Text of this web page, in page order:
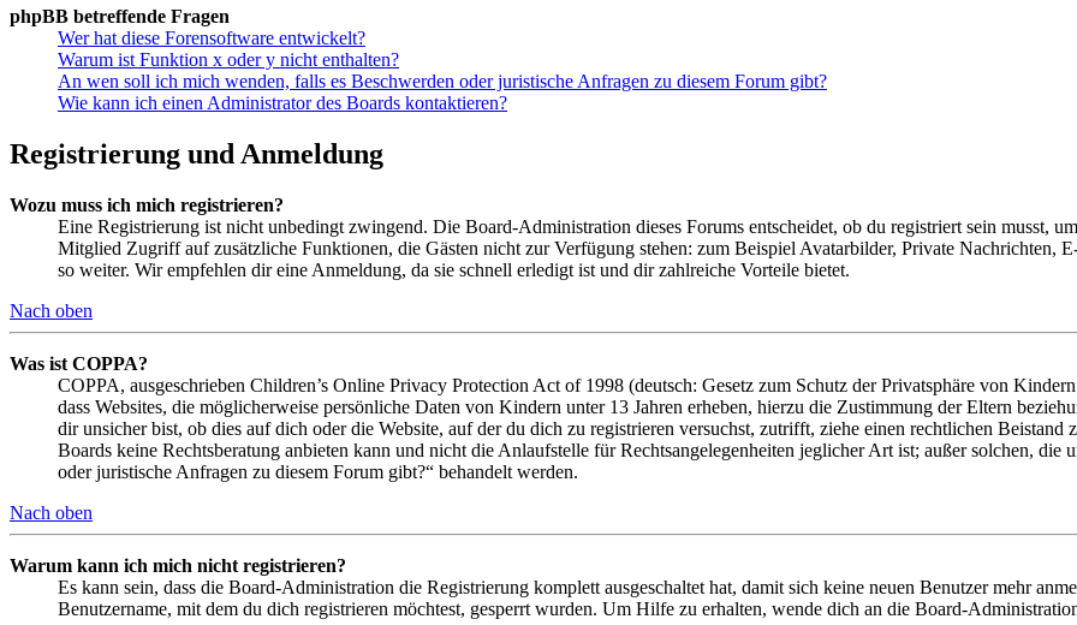
phpBB betreffende Fragen
Wer hat diese Forensoftware entwickelt?
Warum ist Funktion x oder y nicht enthalten?
An wen soll ich mich wenden, falls es Beschwerden oder juristische Anfragen zu diesem Forum gibt?
Wie kann ich einen Administrator des Boards kontaktieren?
Registrierung und Anmeldung
Wozu muss ich mich registrieren?
Eine Registrierung ist nicht unbedingt zwingend. Die Board-Administration dieses Forums entscheidet, ob du registriert sein musst,
Mitglied Zugriff auf zusätzliche Funktionen, die Gästen nicht zur Verfügung stehen: zum Beispiel Avatarbilder, Private Nachrichten,
so weiter. Wir empfehlen dir eine Anmeldung, da sie schnell erledigt ist und dir zahlreiche Vorteile bietet.
Nach oben
Was ist COPPA?
COPPA, ausgeschrieben Children’s Online Privacy Protection Act of 1998 (deutsch: Gesetz zum Schutz der Privatsphäre von
dass Websites, die möglicherweise persönliche Daten von Kindern unter 13 Jahren erheben, hierzu die Zustimmung der Eltern
dir unsicher bist, ob dies auf dich oder die Website, auf der du dich zu registrieren versuchst, zutrifft, ziehe einen rechtlichen
Boards keine Rechtsberatung anbieten kann und nicht die Anlaufstelle für Rechtsangelegenheiten jeglicher Art ist; außer solchen,
oder juristische Anfragen zu diesem Forum gibt?“ behandelt werden.
Nach oben
Warum kann ich mich nicht registrieren?
Es kann sein, dass die Board-Administration die Registrierung komplett ausgeschaltet hat, damit sich keine neuen Benutzer mehr
Benutzername, mit dem du dich registrieren möchtest, gesperrt wurden. Um Hilfe zu erhalten, wende dich an die Board-